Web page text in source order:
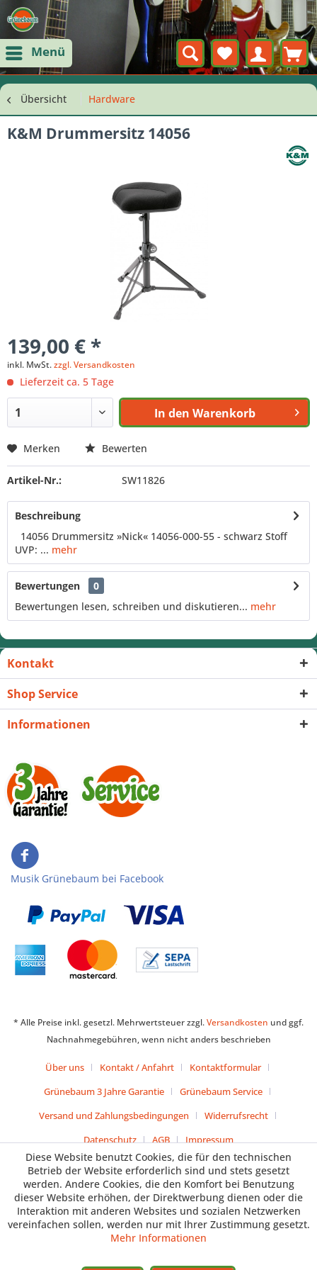
Menü
Übersicht Hardware
K&M Drummersitz 14056
139,00 € *
inkl. MwSt.zzgl. Versandkosten
Lieferzeit ca. 5 Tage
In den Warenkorb
Merken Bewerten
Artikel-Nr.: SW11826
Beschreibung
14056 Drummersitz »Nick« 14056-000-55 - schwarz Stoff
UVP: ... mehr
Bewertungen
0
Bewertungen lesen, schreiben und diskutieren... mehr
Kontakt
Shop Service
Informationen
Musik Grünebaum bei Facebook
* Alle Preise inkl. gesetzl. Mehrwertsteuer zzgl.Versandkosten und ggf.
Nachnahmegebühren, wenn nicht anders beschrieben
Über uns Kontakt / Anfahrt
Kontaktformular
Grünebaum 3 Jahre Garantie
Grünebaum Service
Versand und Zahlungsbedingungen
Widerrufsrecht
Datenschutz
AGB Impressum
Diese Website benutzt Cookies, die für den technischen
Betrieb der Website erforderlich sind und stets gesetzt
werden. Andere Cookies, die den Komfort bei Benutzung
dieser Website erhöhen, der Direktwerbung dienen oder die
Interaktion mit anderen Websites und sozialen Netzwerken
vereinfachen sollen, werden nur mit Ihrer Zustimmung gesetzt.
Mehr Informationen